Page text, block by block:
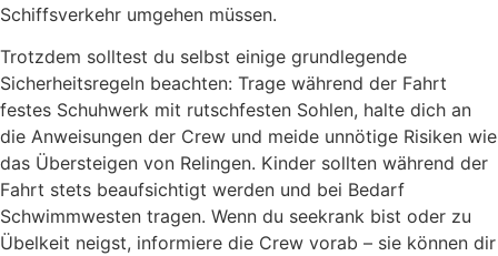
Schiffsverkehr umgehen müssen.
Trotzdem solltest du selbst einige grundlegende
Sicherheitsregeln beachten: Trage während der Fahrt
festes Schuhwerk mit rutschfesten Sohlen, halte dich an
die Anweisungen der Crew und meide unnötige Risiken wie
das Übersteigen von Relingen. Kinder sollten während der
Fahrt stets beaufsichtigt werden und bei Bedarf
Schwimmwesten tragen. Wenn du seekrank bist oder zu
Übelkeit neigst, informiere die Crew vorab – sie können dir